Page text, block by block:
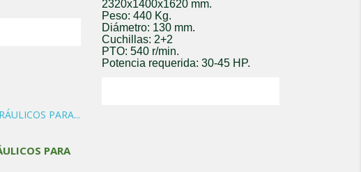
2320x1400x1620 mm.
Peso: 440 Kg.
Diámetro: 130 mm.
Cuchillas: 2+2
PTO: 540 r/min.
Potencia requerida: 30-45 HP.
PARA